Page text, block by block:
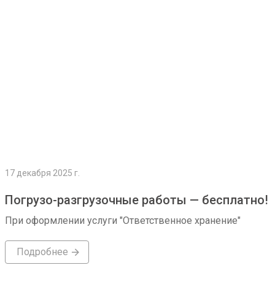
17 декабря 2025 г.
Погрузо-разгрузочные работы — бесплатно!
При оформлении услуги "Ответственное хранение"
Подробнее